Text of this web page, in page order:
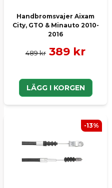
Handbromsvajer Aixam
City, GTO & Minauto 2010-
2016
489 kr 389 kr
LÄGG I KORGEN
-13%